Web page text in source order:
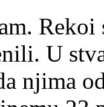
Rekoi
U
njima